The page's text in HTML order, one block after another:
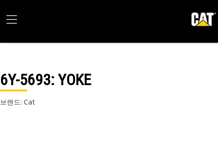
6Y-5693: YOKE
브랜드: Cat